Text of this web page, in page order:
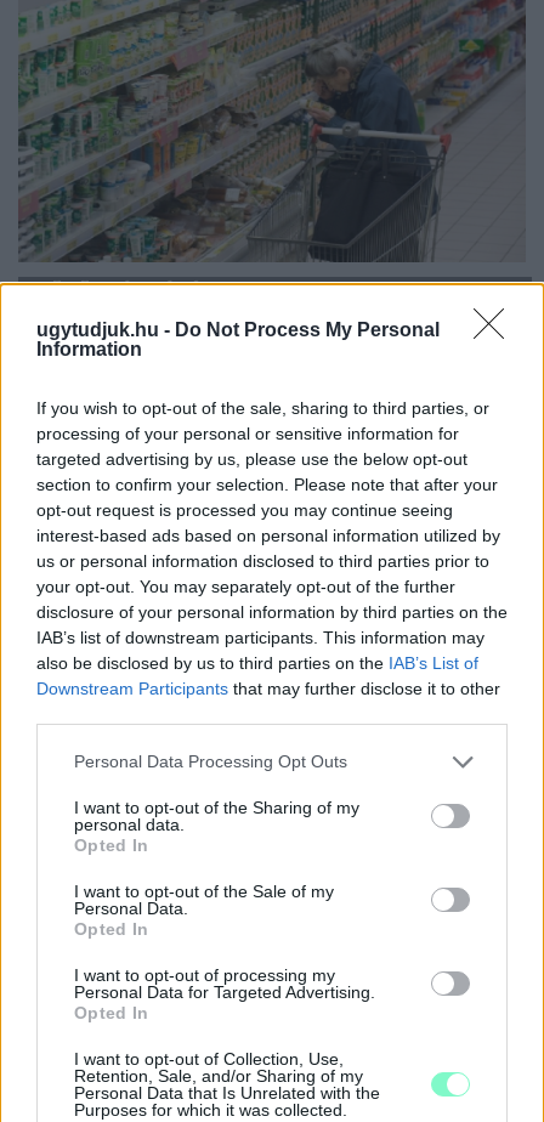
ugytudjuk.hu - Do Not Process My Personal
Information
If you wish to opt-out of the sale, sharing to third parties, or
processing of your personal or sensitive information for
targeted advertising by us, please use the below opt-out
section to confirm your selection. Please note that after your
opt-out request is processed you may continue seeing
interest-based ads based on personal information utilized by
us or personal information disclosed to third parties prior to
your opt-out. You may separately opt-out of the further
disclosure of your personal information by third parties on the
IAB’s list of downstream participants. This information may
also be disclosed by us to third parties on the IAB’s List of
Downstream Participants that may further disclose it to other
Please note that this website/app uses one or more Google
not limited to your visit or usage behaviour. You may click to
grant or deny consent to Google and its third-party tags to
use your data for below specified purposes in below Google
consent section.
Personal Data Processing Opt Outs
I want to opt-out of the Sharing of my
personal data.
Opted In
I want to opt-out of the Sale of my
Personal Data.
Opted In
I want to opt-out of processing my
Personal Data for Targeted Advertising.
Opted In
I want to opt-out of Collection, Use,
Retention, Sale, and/or Sharing of my
Personal Data that Is Unrelated with the
Purposes for which it was collected.
ÖRÖMHÍR: TÍZ ÉVE NEM VOLT ILYEN ALACSONY AZ
Júliusban mindössze 1,2 százalékkal emelkedtek éves
már csökkent.
Szólj hozzá!
A BAROKK ÖSSZES ÁRNYALATA ÉS MÉG EGY SOR
KIVÁLÓ PROGRAM VÁR MINDENKIT EZEN A HÉTVÉGÉN
GYŐRBEN
Középpontban a hagyományőrzés, de lesz Pogány Induló és
Majka koncert, jóga szeánsz, “borhajózás” és egy csomó minden
Szólj hozzá!